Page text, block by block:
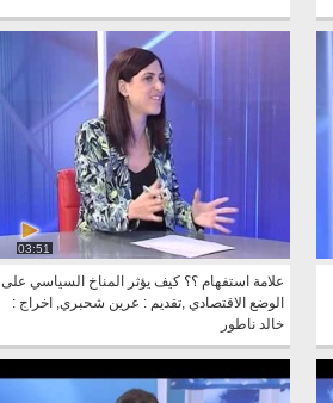
03:51
علامة استفهام ؟؟ كيف يؤثر المناخ السياسي على
الوضع الاقتصادي ,تقديم : عرين شحبري, اخراج :
خالد ناطور